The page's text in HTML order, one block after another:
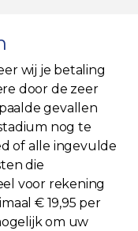
wij je betaling
door de zeer
gevallen
nog te
of alle ingevulde
die
voor rekening
€ 19,95 per
om uw